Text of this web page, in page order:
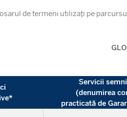
de termeni utilizați pe
Servicii
(denumirea
practicată de